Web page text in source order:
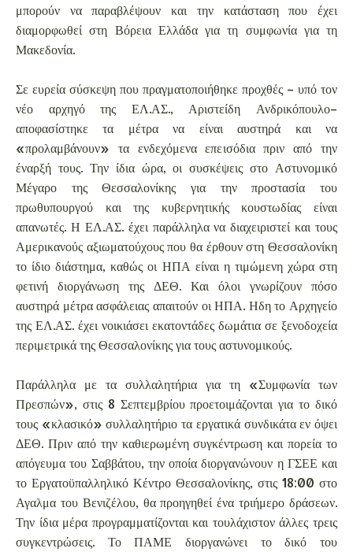
μπορούν να παραβλέψουν και την κατάσταση που έχει
διαμορφωθεί στη Βόρεια Ελλάδα για τη συμφωνία για τη
Μακεδονία.
Σε ευρεία σύσκεψη που πραγματοποιήθηκε προχθές – υπό τον
νέο αρχηγό της ΕΛ.ΑΣ., Αριστείδη Ανδρικόπουλο–
αποφασίστηκε τα μέτρα να είναι αυστηρά και να
«προλαμβάνουν» τα ενδεχόμενα επεισόδια πριν από την
έναρξή τους. Την ίδια ώρα, οι συσκέψεις στο Αστυνομικό
Μέγαρο της Θεσσαλονίκης για την προστασία του
πρωθυπουργού και της κυβερνητικής κουστωδίας είναι
απανωτές. Η ΕΛ.ΑΣ. έχει παράλληλα να διαχειριστεί και τους
Αμερικανούς αξιωματούχους που θα έρθουν στη Θεσσαλονίκη
το ίδιο διάστημα, καθώς οι ΗΠΑ είναι η τιμώμενη χώρα στη
φετινή διοργάνωση της ΔΕΘ. Και όλοι γνωρίζουν πόσο
αυστηρά μέτρα ασφάλειας απαιτούν οι ΗΠΑ. Ηδη το Αρχηγείο
της ΕΛ.ΑΣ. έχει νοικιάσει εκατοντάδες δωμάτια σε ξενοδοχεία
περιμετρικά της Θεσσαλονίκης για τους αστυνομικούς.
Παράλληλα με τα συλλαλητήρια για τη «Συμφωνία των
Πρεσπών», στις 8 Σεπτεμβρίου προετοιμάζονται για το δικό
τους «κλασικό» συλλαλητήριο τα εργατικά συνδικάτα εν όψει
ΔΕΘ. Πριν από την καθιερωμένη συγκέντρωση και πορεία το
απόγευμα του Σαββάτου, την οποία διοργανώνουν η ΓΣΕΕ και
το Εργατοϋπαλληλικό Κέντρο Θεσσαλονίκης, στις 18:00 στο
Αγαλμα του Βενιζέλου, θα προηγηθεί ένα τριήμερο δράσεων.
Την ίδια μέρα προγραμματίζονται και τουλάχιστον άλλες τρεις
συγκεντρώσεις. Το ΠΑΜΕ διοργανώνει το δικό του